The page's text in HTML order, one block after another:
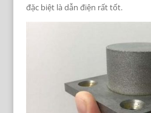
đặc biệt là dẫn điện rất tốt.